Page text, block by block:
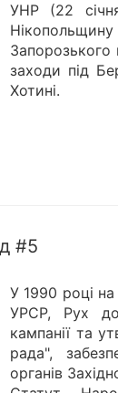
УНР (22
Запорозького
заходи під
Хотині.
#5
У 1990 році
УРСР, Рух
кампанії та
рада",
органів